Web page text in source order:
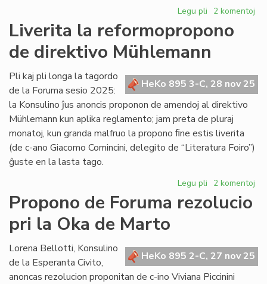
Legu pli pri
kurso
de
prof.
Ilona
Koutny
pri
lingvistiko
2 komentoj
Liverita la reformopropono
de direktivo Mühlemann
HeKo 895 3-C, 28 nov 25
Pli kaj pli longa la tagordo
de la Foruma sesio 2025:
la Konsulino ĵus anoncis proponon de amendoj al direktivo
Mühlemann kun aplika reglamento; jam preta de pluraj
monatoj, kun granda malfruo la propono ﬁne estis liverita
(de c-ano Giacomo Comincini, delegito de “Literatura Foiro”)
ĝuste en la lasta tago.
Legu pli pri
Liverita
la
direktivo
Mühlemann
2 komentoj
Propono de Foruma rezolucio
pri la Oka de Marto
HeKo 895 2-C, 27 nov 25
Lorena Bellotti, Konsulino
de la Esperanta Civito,
anoncas rezolucion proponitan de c-ino Viviana Piccinini